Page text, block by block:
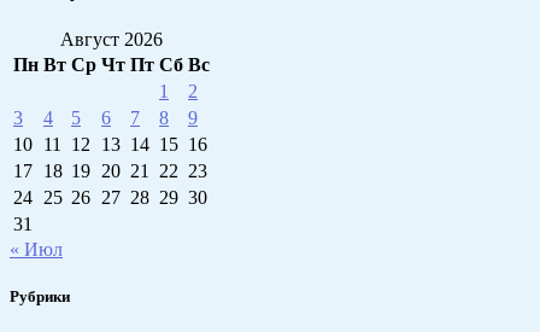
Август 2026
Пн Вт Ср Чт Пт Сб Вс
1
2
3
4 5 6 7 8
9
10 11 12 13 14 15 16
17 18 19 20 21 22 23
24 25 26 27 28 29 30
31
« Июл
Рубрики